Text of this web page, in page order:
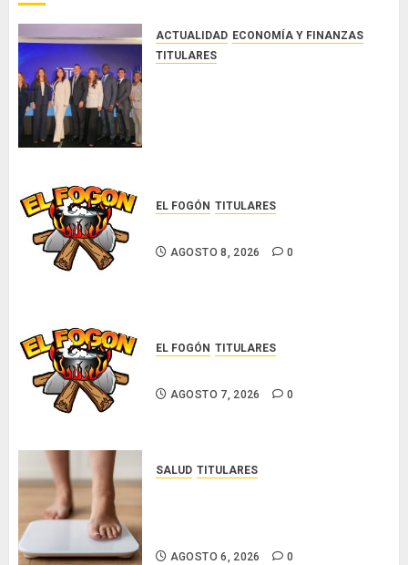
0
ACTUALIDAD ECONOMÍA Y FINANZAS
TITULARES
EL FOGÓN TITULARES
AGOSTO 8, 2026 0
EL FOGÓN TITULARES
AGOSTO 7, 2026 0
SALUD TITULARES
AGOSTO 6, 2026 0